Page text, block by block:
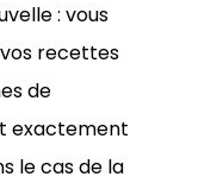
: vous
recettes
de
exactement
le cas de la